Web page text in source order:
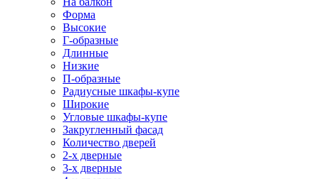
Форма
Высокие
Г-образные
Длинные
Низкие
П-образные
Радиусные шкафы-купе
Широкие
Угловые шкафы-купе
Закругленный фасад
Количество дверей
2-х дверные
3-х дверные